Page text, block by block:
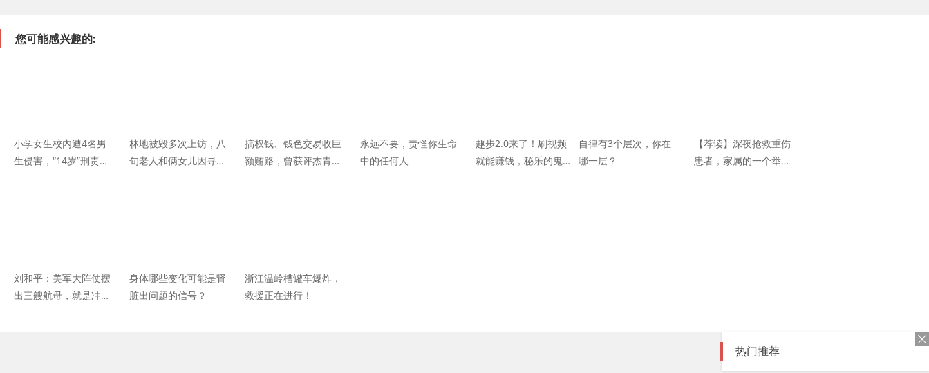
您可能感兴趣的:
小学女生校内遭4名男
生侵害，“14岁”刑责年
林地被毁多次上访，八
旬老人和俩女儿因寻衅
搞权钱、钱色交易收巨
额贿赂，曾获评杰青的
永远不要，责怪你生命
中的任何人
趣步2.0来了！刷视频
就能赚钱，秘乐的鬼话
自律有3个层次，你在
哪一层？
【荐读】深夜抢救重伤
患者，家属的一个举
刘和平：美军大阵仗摆
出三艘航母，就是冲着
身体哪些变化可能是肾
脏出问题的信号？
浙江温岭槽罐车爆炸，
救援正在进行！
热门推荐